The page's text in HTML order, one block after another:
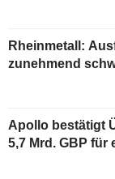
Rheinmetall:
zunehmend
Apollo bestätigt
5,7 Mrd. GBP für